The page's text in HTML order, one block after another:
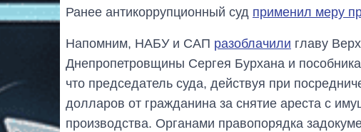
Ранее антикоррупционный суд применил меру
Напомним, НАБУ и САП разоблачили главу
Днепропетровщины Сергея Бурхана и
что председатель суда, действуя при
долларов от гражданина за снятие ареста с
производства. Органами правопорядка